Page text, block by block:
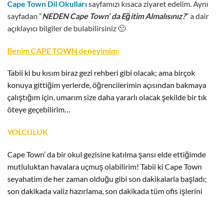
Cape Town Dil Okullarısayfamızı kısaca ziyaret edelim. Aynı
sayfadan “NEDEN Cape Town’ da Eğitim Almalısınız?” a dair
açıklayıcı bilgiler de bulabilirsiniz 🙂
Benim CAPE TOWN deneyimim;
Tabii ki bu kısım biraz gezi rehberi gibi olacak; ama birçok
konuya gittiğim yerlerde, öğrencilerimin açısından bakmaya
çalıştığım için, umarım size daha yararlı olacak şekilde bir tık
öteye geçebilirim…
YOLCULUK
Cape Town’ da bir okul gezisine katılma şansı elde ettiğimde
mutluluktan havalara uçmuş olabilirim! Tabii ki Cape Town
seyahatim de her zaman olduğu gibi son dakikalarla başladı;
son dakikada valiz hazırlama, son dakikada tüm ofis işlerini